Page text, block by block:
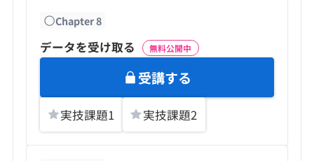
Chapter8
データを受け取る 無料公開中
受講する
実技課題1 実技課題2